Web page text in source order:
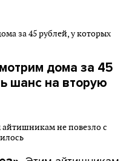
дома за 45
шанс на вторую